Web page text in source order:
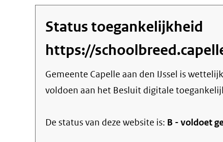
Status toegankelijkheid
https://
Gemeente Capelle aan den IJssel is
voldoen aan het Besluit digitale
De status van deze website is: B - voldoet